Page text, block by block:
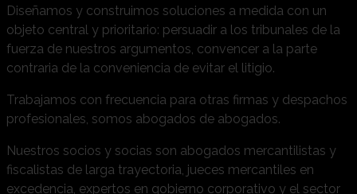
Diseñamos y construimos soluciones a medida con un
objeto central y prioritario: persuadir a los tribunales de la
fuerza de nuestros argumentos, convencer a la parte
contraria de la conveniencia de evitar el litigio.
Trabajamos con frecuencia para otras firmas y despachos
profesionales, somos abogados de abogados.
Nuestros socios y socias son abogados mercantilistas y
fiscalistas de larga trayectoria, jueces mercantiles en
excedencia, expertos en gobierno corporativo y el sector